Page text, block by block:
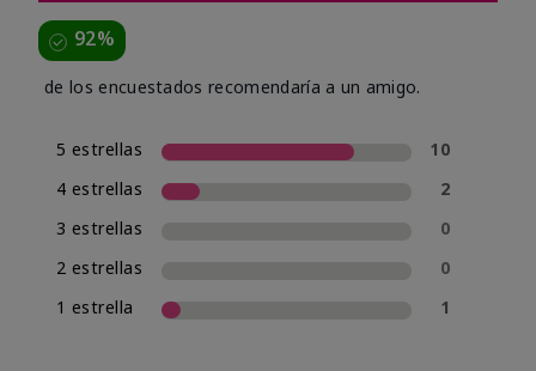
92%
de los encuestados recomendaría a un amigo.
5 estrellas
10
4 estrellas
2
3 estrellas
0
2 estrellas
0
1 estrella
1